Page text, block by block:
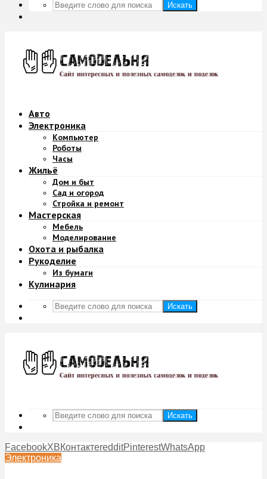
Искать
Авто
Электроника
Компьютер
Роботы
Часы
Жильё
Дом и быт
Сад и огород
Стройка и ремонт
Мастерская
Мебель
Моделирование
Охота и рыбалка
Рукоделие
Из бумаги
Кулинария
Искать
Искать
FacebookXВКонтактеredditPinterestWhatsApp
Электроника